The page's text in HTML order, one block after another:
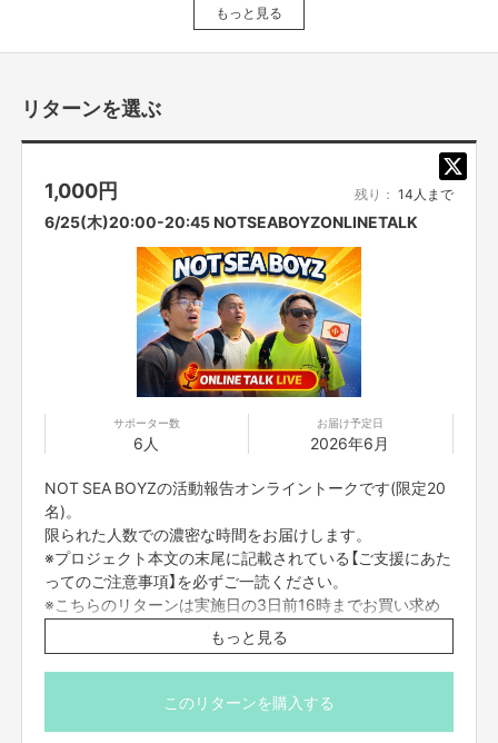
2025年11月より「純喫茶よしもと」「スナック吉本」が統合、
新たに「よしもとオンライントーク」と題しましてリニュー
ちのトークをお楽しみいただけます。
吉本興業でございます。
劇場でお笑いをお届けしたり、
テレビ番組を制作したり、
映画祭を開催したりなど
日本中、世界中の皆さんに笑顔をお届けすることを目指して、日々エンター
テイメントを作らせて頂いております。
その中で吉本興業として
よりエンターテイメントの魅力を広げて、
みなさまに楽しみをお届けしたい気持ちで
こちらのクラウドファンディングが立ち上がっております。
もっと見る
リターンを選ぶ
1,000円 残り： 14人まで
6/25(木)20:00-20:45 NOTSEABOYZONLINETALK
サポーター数
6人
お届け予定日
2026年6月
NOT SEA BOYZの活動報告オンライントークです(限定20
名)。
限られた人数での濃密な時間をお届けします。
※プロジェクト本文の末尾に記載されている【ご支援にあた
ってのご注意事項】を必ずご一読ください。
※こちらのリターンは実施日の3日前16時までお買い求め
頂けます。
もっと見る
このリターンを購入する